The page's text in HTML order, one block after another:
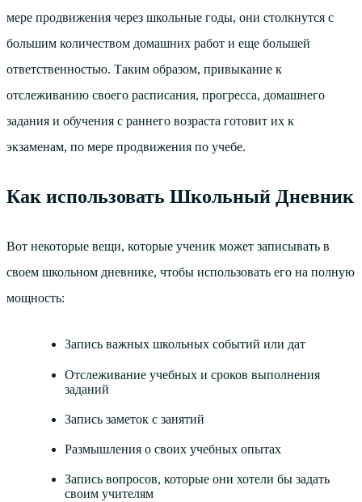
мере продвижения через школьные годы, они столкнутся с
большим количеством домашних работ и еще большей
ответственностью. Таким образом, привыкание к
отслеживанию своего расписания, прогресса, домашнего
задания и обучения с раннего возраста готовит их к
экзаменам, по мере продвижения по учебе.
Как использовать Школьный Дневник
Вот некоторые вещи, которые ученик может записывать в
своем школьном дневнике, чтобы использовать его на полную
мощность:
Запись важных школьных событий или дат
Отслеживание учебных и сроков выполнения
заданий
Запись заметок с занятий
Размышления о своих учебных опытах
Запись вопросов, которые они хотели бы задать
своим учителям